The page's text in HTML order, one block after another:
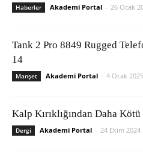
Haberler Akademi Portal - 26 Ocak
Tank 2 Pro 8849 Rugged
14
Manşet Akademi Portal - 4 Ocak 2025
Kalp Kırıklığından Daha
Dergi Akademi Portal - 24 Ekim 2024